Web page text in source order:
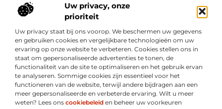
Uw privacy, onze
prioriteit
Uw privacy staat bij ons voorop. We beschermen uw gegevens
en gebruiken cookies en vergelijkbare technologieën om uw
ervaring op onze website te verbeteren. Cookies stellen ons in
staat om gepersonaliseerde advertenties te tonen, de
functionaliteit van de site te optimaliseren en het gebruik ervan
te analyseren. Sommige cookies zijn essentieel voor het
functioneren van de website, terwijl andere bijdragen aan een
meer gepersonaliseerde en verbeterde ervaring. Wilt u meer
weten? Lees ons cookiebeleid en beheer uw voorkeuren
Over
Bedrijf
” Jouw bron voor kennis, inzichten en inspiratie “
Laat je meenemen in diepgaande content, slimme tips
en waardevolle inzichten die je blik verruimen. Welkom
bij Webmasterpoint.nl – dé plek voor informatie die
inspireert en bijdraagt aan jouw online succes.
Onze informatie